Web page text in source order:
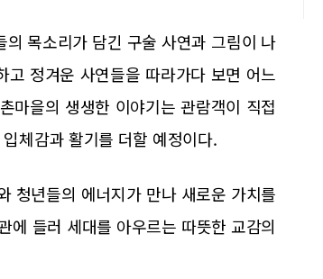
목소리가 담긴 구술 사연과 그림이 나
정겨운 사연들을 따라가다 보면 어느
마을의 생생한 이야기는 관람객이 직접
체감과 활기를 더할 예정이다.
청년들의 에너지가 만나 새로운 가치를
에 들러 세대를 아우르는 따뜻한 교감의